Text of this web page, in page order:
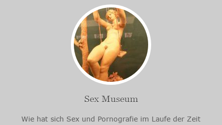
Sex Museum
Wie hat sich Sex und Pornografie im Laufe der Zeit